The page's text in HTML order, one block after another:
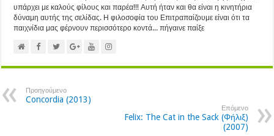
υπάρχει με καλούς φίλους και παρέα!!! Αυτή ήταν και θα είναι η κινητήρια
δύναμη αυτής της σελίδας. Η φιλοσοφία του Επιτραπαίζουμε είναι ότι τα
παιχνίδια μας φέρνουν περισσότερο κοντά... πήγαινε παίξε
Προηγούμενο
Concordia (2013)
Επόμενο
Felix: The Cat in the Sack (Φήλιξ)
(2007)